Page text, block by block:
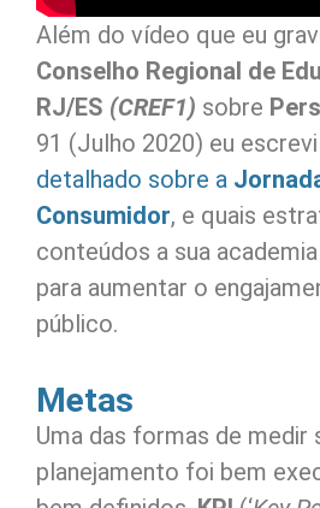
Além do vídeo que eu
Conselho Regional de
RJ/ES (CREF1) sobre
91 (Julho 2020) eu
detalhado sobre a
Consumidor, e quais
conteúdos a sua
para aumentar o
público.
Metas
Uma das formas de medir
planejamento foi bem